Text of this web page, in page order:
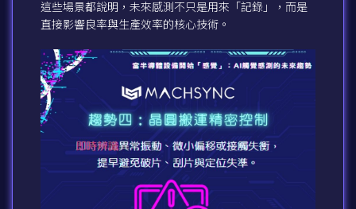
這些場景都說明，未來感測不只是用來「記錄」，而是
直接影響良率與生產效率的核心技術。